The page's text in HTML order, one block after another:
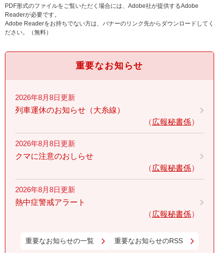
PDF形式のファイルをご覧いただく場合には、Adobe社が提供するAdobe
Readerが必要です。
Adobe Readerをお持ちでない方は、バナーのリンク先からダウンロードしてく
ださい。（無料）
重要なお知らせ
2026年8月8日更新
列車運休のお知らせ（大糸線）
広報秘書係
2026年8月8日更新
クマに注意のおしらせ
広報秘書係
2026年8月8日更新
熱中症警戒アラート
広報秘書係
重要なお知らせの一覧 重要なお知らせのRSS